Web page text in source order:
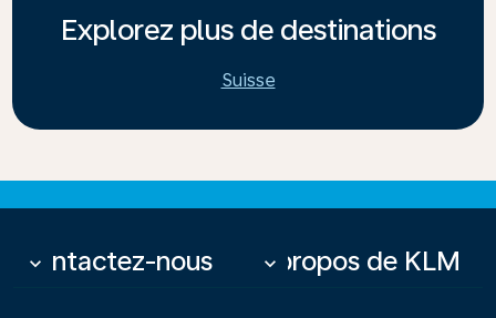
Explorez plus de destinations
Suisse
Contactez-nous
keyboard_arrow_down À propos de KLM
keyboard_arrow_down